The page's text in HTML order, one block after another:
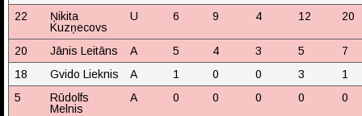
22
Ņikita
Kuzņecovs
U 6 9 4 12 20
20 Jānis Leitāns A 5 4 3 5
7
18
Gvido Lieknis A 1 0 0 3
1
5
Rūdolfs
Melnis
A 0 0 0 0 0